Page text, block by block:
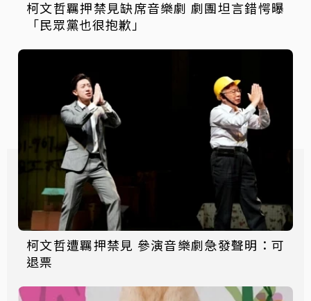
柯文哲羈押禁見缺席音樂劇 劇團坦言錯愕曝
「民眾黨也很抱歉」
柯文哲遭羈押禁見 參演音樂劇急發聲明：可
退票